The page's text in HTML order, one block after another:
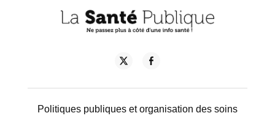
Politiques publiques et organisation des soins